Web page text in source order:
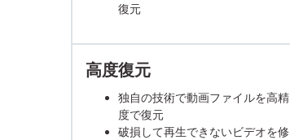
復元
高度復元
独自の技術で動画ファイルを高精
度で復元
破損して再生できないビデオを修